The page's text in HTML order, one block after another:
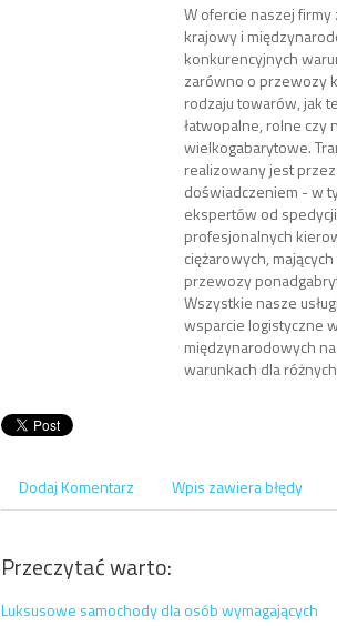
W ofercie naszej
krajowy i
konkurencyjnych
zarówno o przewozy
rodzaju towarów, jak
łatwopalne, rolne czy
wielkogabarytowe.
realizowany jest
doświadczeniem - w
ekspertów od
profesjonalnych
ciężarowych,
przewozy
Wszystkie nasze
wsparcie logistyczne
międzynarodowych
warunkach dla
Dodaj Komentarz Wpis zawiera błędy
Przeczytać warto:
Luksusowe samochody dla osób wymagających